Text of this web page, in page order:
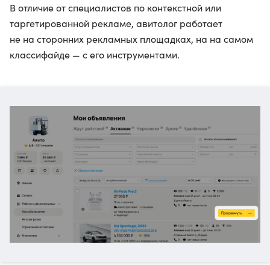
В отличие от специалистов по контекстной или
таргетированной рекламе, авитолог работает
не на сторонних рекламных площадках, на на самом
классифайде — с его инструментами.